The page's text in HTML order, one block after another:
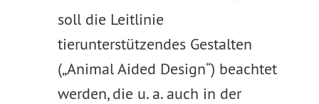
soll die Leitlinie
tierunterstützendes Gestalten
(„Animal Aided Design“) beachtet
werden, die u. a. auch in der